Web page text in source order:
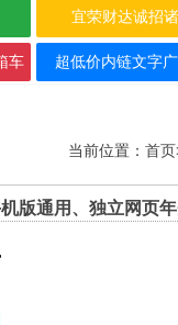
宜荣财达诚招
车 超低价内链文字
当前位置： 首页
版通用、独立网页